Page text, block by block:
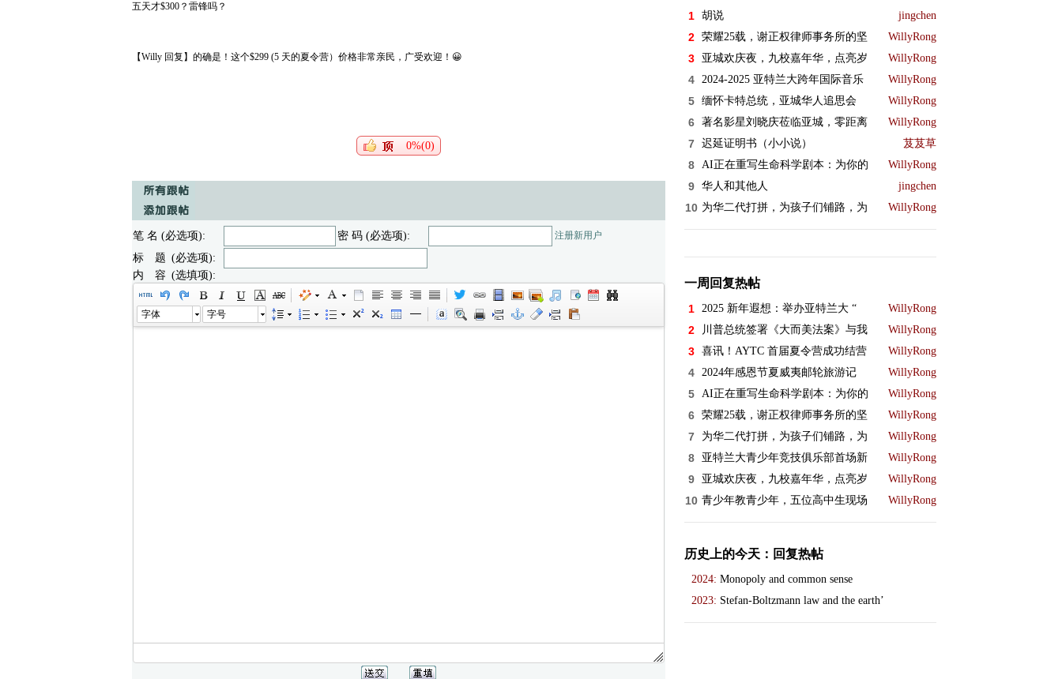
五天才$300？雷锋吗？
【Willy 回复】的确是！这个$299 (5 天的夏令营）价格非常亲民，广受欢迎！😀
0%(0)
笔 名 (必选项): 密 码 (必选项): 注册新用户
标 题 (必选项):
内 容 (选填项):
字体 字号
1 胡说 jingchen
2 荣耀25载，谢正权律师事务所的坚 WillyRong
3 亚城欢庆夜，九校嘉年华，点亮岁 WillyRong
4 2024-2025 亚特兰大跨年国际音乐 WillyRong
5 缅怀卡特总统，亚城华人追思会 WillyRong
6 著名影星刘晓庆莅临亚城，零距离 WillyRong
7 迟延证明书（小小说） 芨芨草
8 AI正在重写生命科学剧本：为你的 WillyRong
9 华人和其他人 jingchen
10 为华二代打拼，为孩子们铺路，为 WillyRong
一周回复热帖
1 2025 新年遐想：举办亚特兰大 “ WillyRong
2 川普总统签署《大而美法案》与我 WillyRong
3 喜讯！AYTC 首届夏令营成功结营 WillyRong
4 2024年感恩节夏威夷邮轮旅游记 WillyRong
5 AI正在重写生命科学剧本：为你的 WillyRong
6 荣耀25载，谢正权律师事务所的坚 WillyRong
7 为华二代打拼，为孩子们铺路，为 WillyRong
8 亚特兰大青少年竞技俱乐部首场新 WillyRong
9 亚城欢庆夜，九校嘉年华，点亮岁 WillyRong
10 青少年教青少年，五位高中生现场 WillyRong
历史上的今天：回复热帖
2024: Monopoly and common sense
2023: Stefan-Boltzmann law and the earth’